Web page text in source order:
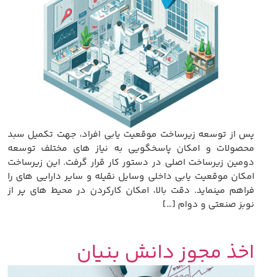
پس از توسعه زیرساخت موقعیت یابی افراد، جهت تکمیل سبد
محصولات و امکان پاسخگویی به نیاز های مختلف توسعه
دومین زیرساخت اصلی در دستور کار قرار گرفت. این زیرساخت
امکان موقعیت یابی داخلی وسایل نقیله و سایر دارایی های را
فراهم مینماید. دقت بالا، امکان کارکردن در محیط های پر از
نوبز صنعتی و دوام […]
اخذ مجوز دانش بنیان